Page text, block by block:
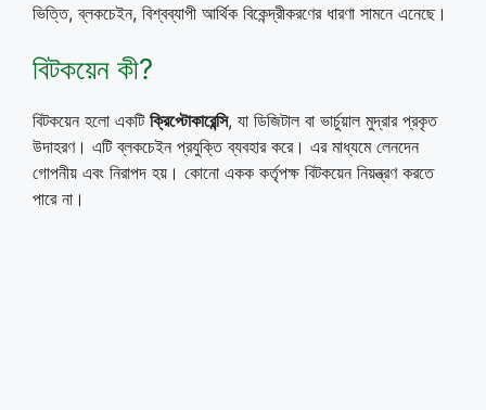
ভিত্তি, ব্লকচেইন, বিশ্বব্যাপী আর্থিক বিকেন্দ্রীকরণের ধারণা সামনে এনেছে।
বিটকয়েন কী?
বিটকয়েন হলো একটি ক্রিপ্টোকারেন্সি, যা ডিজিটাল বা ভার্চুয়াল মুদ্রার প্রকৃত
উদাহরণ। এটি ব্লকচেইন প্রযুক্তি ব্যবহার করে। এর মাধ্যমে লেনদেন
গোপনীয় এবং নিরাপদ হয়। কোনো একক কর্তৃপক্ষ বিটকয়েন নিয়ন্ত্রণ করতে
পারে না।